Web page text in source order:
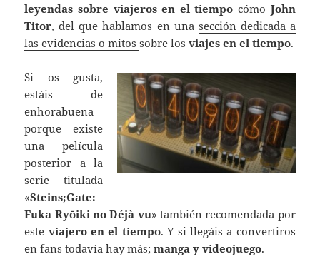
leyendas sobre viajeros en el tiempo cómo John
Titor, del que hablamos en una sección dedicada a
las evidencias o mitossobre losviajes en el tiempo.
Si os gusta,
estáis de
enhorabuena
porque existe
una película
posterior a la
serie titulada
«Steins;Gate:
Fuka Ryōiki no Déjà vu» también recomendada por
este viajero en el tiempo. Y si llegáis a convertiros
en fans todavía hay más;manga y videojuego.